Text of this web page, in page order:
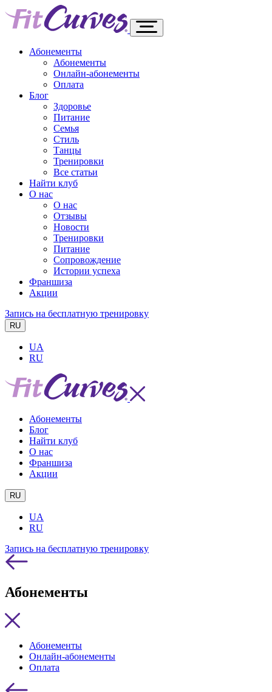
Абонементы
Абонементы
Онлайн-абонементы
Оплата
Блог
Здоровье
Питание
Семья
Стиль
Танцы
Тренировки
Все статьи
Найти клуб
О нас
О нас
Отзывы
Новости
Тренировки
Питание
Сопровождение
Истории успеха
Франшиза
Акции
Запись на бесплатную тренировку
RU
UA
RU
Абонементы
Блог
Найти клуб
О нас
Франшиза
Акции
RU
UA
RU
Запись на бесплатную тренировку
Абонементы
Абонементы
Онлайн-абонементы
Оплата